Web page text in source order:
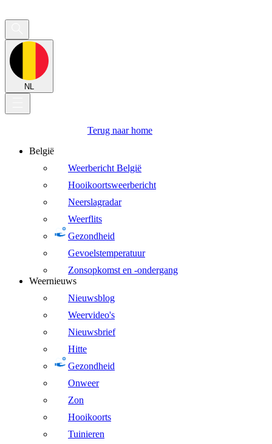
NL
Terug naar home
België
Weerbericht België
Hooikoortsweerbericht
Neerslagradar
Weerflits
Gezondheid
Gevoelstemperatuur
Zonsopkomst en -ondergang
Weernieuws
Nieuwsblog
Weervideo's
Nieuwsbrief
Hitte
Gezondheid
Onweer
Zon
Hooikoorts
Tuinieren